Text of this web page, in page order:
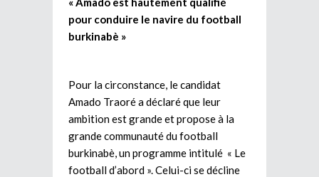
pour conduire le navire du football
burkinabè »
Pour la circonstance, le candidat
Amado Traoré a déclaré que leur
ambition est grande et propose à la
grande communauté du football
burkinabè, un programme intitulé « Le
football d’abord ». Celui-ci se décline